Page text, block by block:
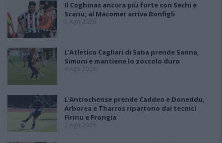
Il Coghinas ancora più forte con Sechi e
Scanu, al Macomer arriva Bonfigli
5 Ago 2026
L'Atletico Cagliari di Saba prende Sanna,
Simoni e mantiene lo zoccolo duro
4 Ago 2026
L'Antiochense prende Caddeo e Doneddu,
Arborea e Tharros ripartono dai tecnici
Firinu e Frongia
2 Ago 2026